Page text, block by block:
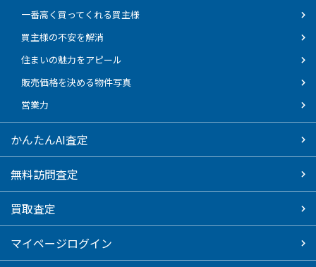
一番高く買ってくれる買主様
買主様の不安を解消
住まいの魅力をアピール
販売価格を決める物件写真
営業力
かんたんAI査定
無料訪問査定
買取査定
マイページログイン